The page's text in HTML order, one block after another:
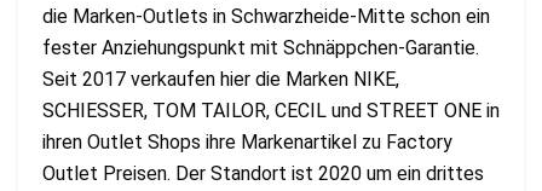
die Marken-Outlets in Schwarzheide-Mitte schon ein
fester Anziehungspunkt mit Schnäppchen-Garantie.
Seit 2017 verkaufen hier die Marken NIKE,
SCHIESSER, TOM TAILOR, CECIL und STREET ONE in
ihren Outlet Shops ihre Markenartikel zu Factory
Outlet Preisen. Der Standort ist 2020 um ein drittes